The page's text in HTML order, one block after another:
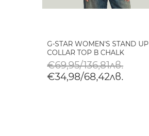
G-STAR WOMEN'S STAND UP
COLLAR TOP В CHALK
€69,95/136,81лв.
€34,98/68,42лв.